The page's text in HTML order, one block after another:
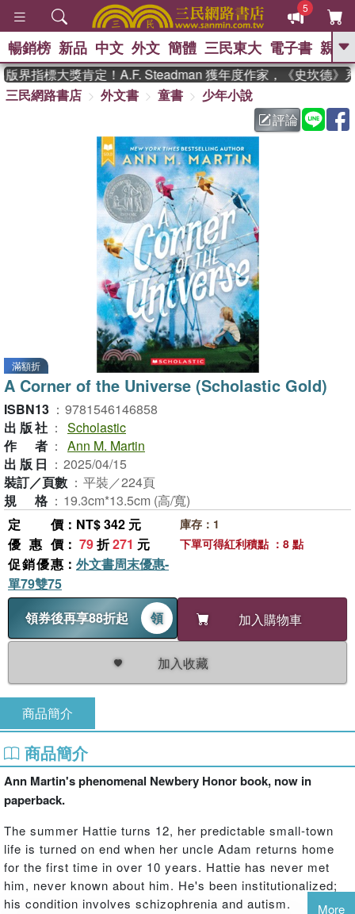
5
GO
熱搜： 東野圭吾 、
父親節 、 如果歷
暑期推薦 、 國際布克
獎 臺灣漫遊錄 、 方念華
登輝時代 、 數學女孩：黎曼猜想
偉大的迷走神經
暢銷榜 新品 中文 外文 簡體 三民東大 電子書 親子
界指標大獎肯定！A.F. Steadman 獲年度作家，《史坎德》系
三民網路書店
外文書 童書
少年小說
評論
滿額折
A Corner of the Universe (Scholastic Gold)
ISBN13 ： 9781546146858
出版社 ： Scholastic
作者 ： Ann M. Martin
出版日 ： 2025/04/15
裝訂／頁數 ： 平裝／224頁
規格 ： 19.3cm*13.5cm (高/寬)
定價 ：NT$ 342 元
優惠價 ： 79折271 元
促銷優惠 ： 外文書周末優惠-
單79雙75
領券後再享88折起
領 加入購物車
加入收藏
庫存：1
下單可得紅利積點 ：8 點
商品簡介
商品簡介
Ann Martin's phenomenal Newbery Honor book, now in
paperback.
The summer Hattie turns 12, her predictable small-town
life is turned on end when her uncle Adam returns home
for the first time in over 10 years. Hattie has never met
him, never known about him. He's been institutionalized;
his condition involves schizophrenia and autism.
More